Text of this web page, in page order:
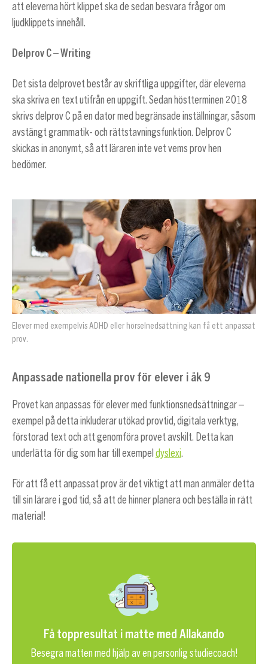
att eleverna hört klippet ska de sedan besvara frågor om
ljudklippets innehåll.
Delprov C – Writing
Det sista delprovet består av skriftliga uppgifter, där eleverna
ska skriva en text utifrån en uppgift. Sedan höstterminen 2018
skrivs delprov C på en dator med begränsade inställningar, såsom
avstängt grammatik- och rättstavningsfunktion. Delprov C
skickas in anonymt, så att läraren inte vet vems prov hen
bedömer.
Elever med exempelvis ADHD eller hörselnedsättning kan få ett anpassat
prov.
Anpassade nationella prov för elever i åk 9
Provet kan anpassas för elever med funktionsnedsättningar –
exempel på detta inkluderar utökad provtid, digitala verktyg,
förstorad text och att genomföra provet avskilt. Detta kan
underlätta för dig som har till exempel dyslexi.
För att få ett anpassat prov är det viktigt att man anmäler detta
till sin lärare i god tid, så att de hinner planera och beställa in rätt
material!
Få toppresultat i matte med Allakando
Besegra matten med hjälp av en personlig studiecoach!